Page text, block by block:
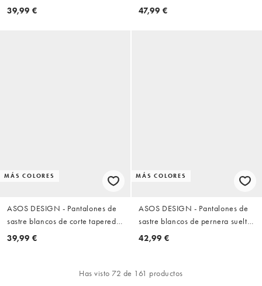
elásticos de corte tapered con
39,99 €
con trabillas ajustables laterales
47,99 €
MÁS COLORES
ASOS DESIGN - Pantalones de
sastre blancos de corte tapered
extragrande con pinzas
39,99 €
MÁS COLORES
ASOS DESIGN - Pantalones de
sastre blancos de pernera suelta
con pinzas
42,99 €
Has visto 72 de 161 productos